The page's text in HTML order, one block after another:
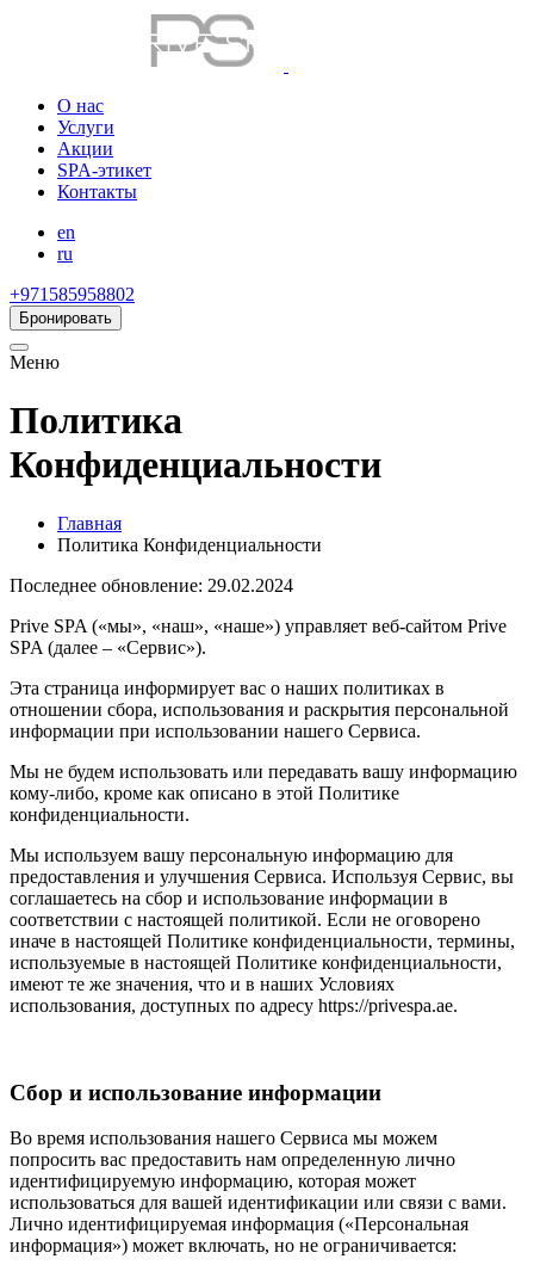
О нас
Услуги
Акции
SPA-этикет
Контакты
en
ru
+971585958802
Бронировать
Меню
Политика
Конфиденциальности
Главная
Политика Конфиденциальности
Последнее обновление: 29.02.2024
Prive SPA («мы», «наш», «наше») управляет веб-сайтом Prive
SPA (далее – «Сервис»).
Эта страница информирует вас о наших политиках в
отношении сбора, использования и раскрытия персональной
информации при использовании нашего Сервиса.
Мы не будем использовать или передавать вашу информацию
кому-либо, кроме как описано в этой Политике
конфиденциальности.
Мы используем вашу персональную информацию для
предоставления и улучшения Сервиса. Используя Сервис, вы
соглашаетесь на сбор и использование информации в
соответствии с настоящей политикой. Если не оговорено
иначе в настоящей Политике конфиденциальности, термины,
используемые в настоящей Политике конфиденциальности,
имеют те же значения, что и в наших Условиях
использования, доступных по адресу https://privespa.ae.
Сбор и использование информации
Во время использования нашего Сервиса мы можем
попросить вас предоставить нам определенную лично
идентифицируемую информацию, которая может
использоваться для вашей идентификации или связи с вами.
Лично идентифицируемая информация («Персональная
информация») может включать, но не ограничивается: